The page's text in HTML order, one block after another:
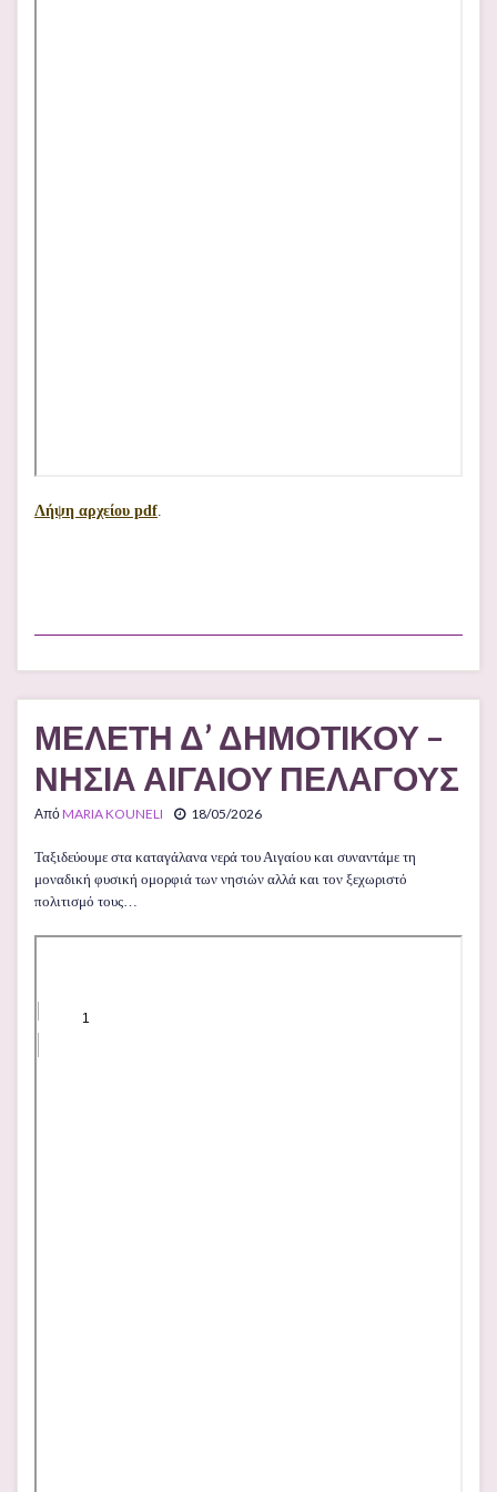
Λήψη αρχείου pdf
ΜΕΛΕΤΗ Δ’ ΔΗΜΟΤΙΚΟΥ –
ΝΗΣΙΑ ΑΙΓΑΙΟΥ ΠΕΛΑΓΟΥΣ
ΑπόMARIA KOUNELI 18/05/2026
Ταξιδεύουμε στα καταγάλανα νερά του Αιγαίου και συναντάμε τη
μοναδική φυσική ομορφιά των νησιών αλλά και τον ξεχωριστό
πολιτισμό τους…